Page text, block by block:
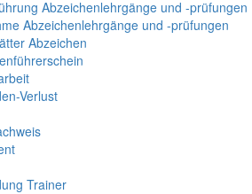
Abzeichenlehrgänge und -prüfungen
Abzeichenlehrgänge und -prüfungen
Abzeichen
Verlust
Trainer